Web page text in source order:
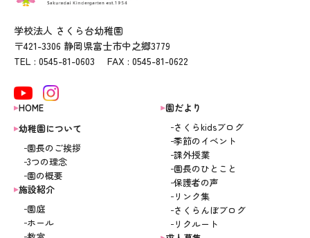
学校法人 さくら台幼稚園
〒421-3306 静岡県富士市中之郷3779
TEL : 0545-81-0603 FAX : 0545-81-0622
HOME
幼稚園について
園長のご挨拶
3つの理念
園の概要
施設紹介
園庭
ホール
園だより
さくらkidsブログ
季節のイベント
課外授業
園長のひとこと
保護者の声
リンク集
さくらんぼブログ
リクルート